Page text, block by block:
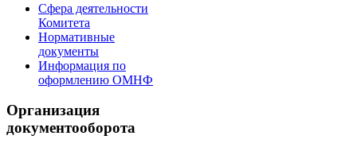
Сфера деятельности
Комитета
Нормативные
документы
Информация по
оформлению ОМНФ
Организация
документооборота